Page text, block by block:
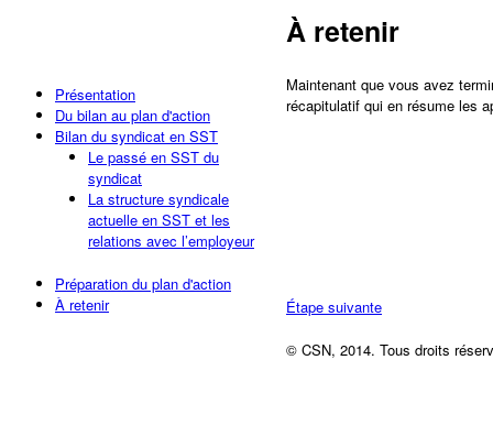
Présentation
Du bilan au plan d'action
Bilan du syndicat en SST
Le passé en SST du
syndicat
La structure syndicale
actuelle en SST et les
relations avec l’employeur
Préparation du plan d'action
À retenir
À retenir
Maintenant que vous avez
récapitulatif qui en résume les
Étape suivante
© CSN, 2014. Tous droits